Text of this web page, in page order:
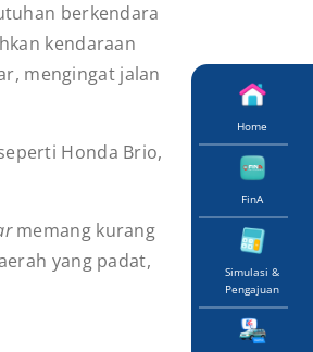
Home
FinA
Simulasi &
Pengajuan
berkendara
kendaraan
mengingat jalan
Honda Brio,
memang kurang
yang padat,